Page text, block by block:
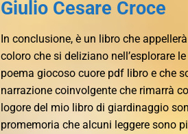
Giulio Cesare Croce
In conclusione, è un libro che
coloro che si deliziano nell’esplorare
poema giocoso cuore pdf libro e che
narrazione coinvolgente che rimarrà
logore del mio libro di giardinaggio
promemoria che alcuni leggere sono